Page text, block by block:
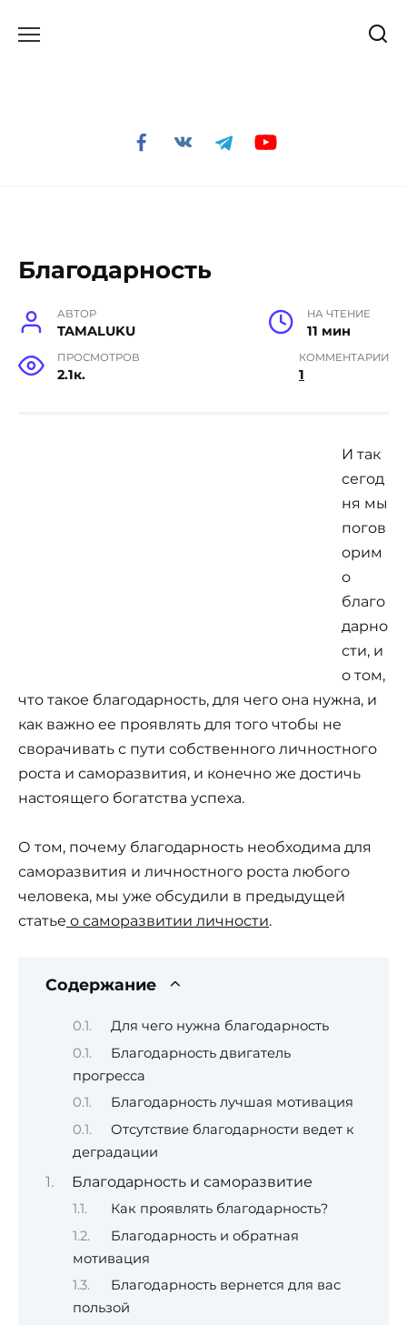
Благодарность
АВТОР
TAMALUKU
НА ЧТЕНИЕ
11 мин
ПРОСМОТРОВ
2.1к.
КОММЕНТАРИИ
1
И так
сегод
ня мы
погов
орим
о
благо
дарно
сти, и
о том,
что такое благодарность, для чего она нужна, и
как важно ее проявлять для того чтобы не
сворачивать с пути собственного личностного
роста и саморазвития, и конечно же достичь
настоящего богатства успеха.
О том, почему благодарность необходима для
саморазвития и личностного роста любого
человека, мы уже обсудили в предыдущей
статье о саморазвитии личности.
Содержание
Для чего нужна благодарность
Благодарность двигатель
прогресса
Благодарность лучшая мотивация
Отсутствие благодарности ведет к
деградации
Благодарность и саморазвитие
Как проявлять благодарность?
Благодарность и обратная
мотивация
Благодарность вернется для вас
пользой